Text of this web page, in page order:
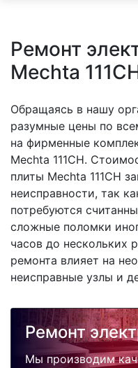
Ремонт
Mechta
Обращаясь в нашу
разумные цены по
на фирменные
Mechta 111CH.
плиты Mechta 111CH
неисправности, так
потребуются
сложные поломки
часов до нескольких
ремонта влияет на
неисправные узлы и
Ремонт
Мы производим